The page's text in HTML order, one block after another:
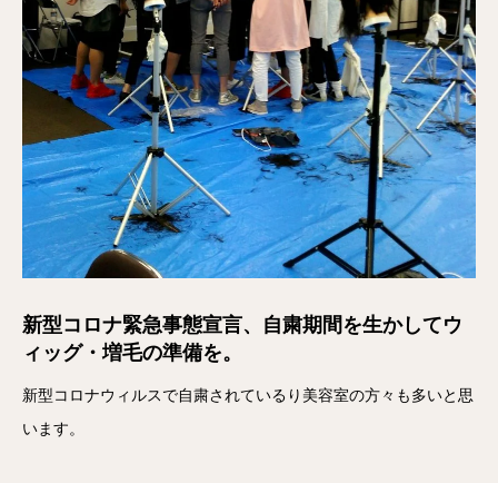
新型コロナ緊急事態宣言、自粛期間を生かしてウ
ィッグ・増毛の準備を。
新型コロナウィルスで自粛されているり美容室の方々も多いと思
います。